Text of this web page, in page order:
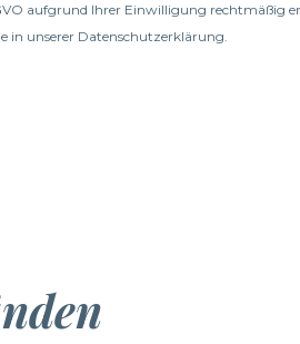
aufgrund Ihrer Einwilligung rechtmäßig
in unserer Datenschutzerklärung.